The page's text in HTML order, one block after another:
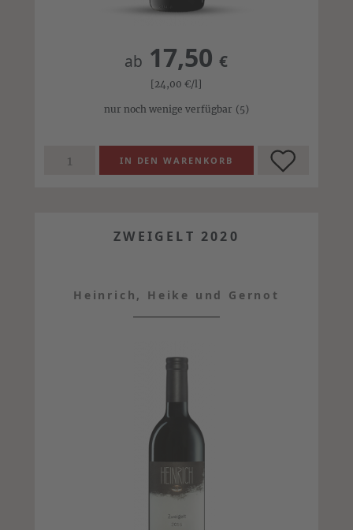
ab 17,50€
[24,00€/l]
nur noch wenige verfügbar (5)
ZWEIGELT 2020
Heinrich, Heike und Gernot